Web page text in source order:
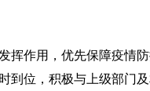
作用，优先保障疫情
到位，积极与上级部门